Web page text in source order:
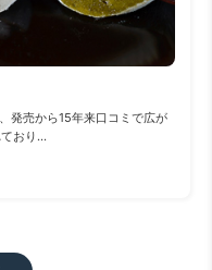
発売から15年来口コミで広が
おり...